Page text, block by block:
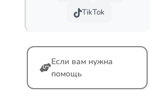
TikTok
Если вам нужна
помощь